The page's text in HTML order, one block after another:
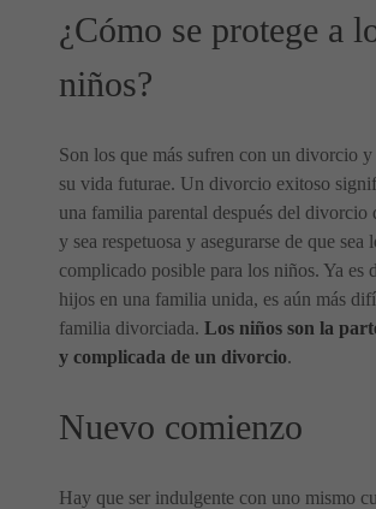
¿Cómo se protege a
niños?
Son los que más sufren con un divorcio y
su vida futurae. Un divorcio exitoso
una familia parental después del divorcio
y sea respetuosa y asegurarse de que sea
complicado posible para los niños. Ya es
hijos en una familia unida, es aún más
familia divorciada. Los niños son la
y complicada de un divorcio.
Nuevo comienzo
Hay que ser indulgente con uno mismo